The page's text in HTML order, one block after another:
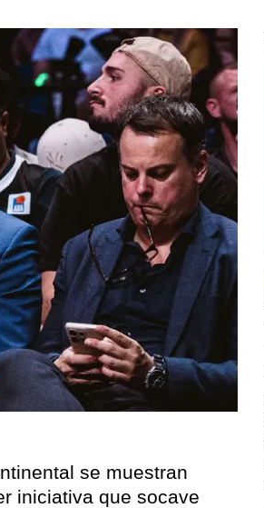
se muestran
iniciativa que socave